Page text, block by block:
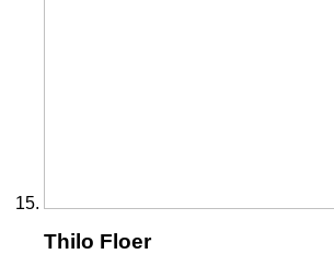
Thilo Floer